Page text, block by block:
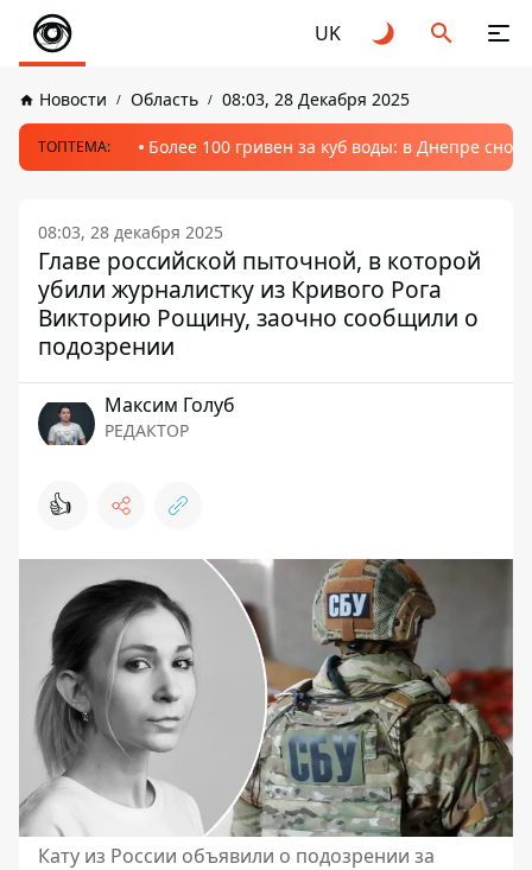
UK
Новости Область 08:03, 28 Декабря 2025
ТОПТЕМА: Более 100 гривен за куб воды: в Днепре
08:03, 28 декабря 2025
Главе российской пыточной, в которой
убили журналистку из Кривого Рога
Викторию Рощину, заочно сообщили о
подозрении
Максим Голуб
РЕДАКТОР
👍
Кату из России объявили о подозрении за